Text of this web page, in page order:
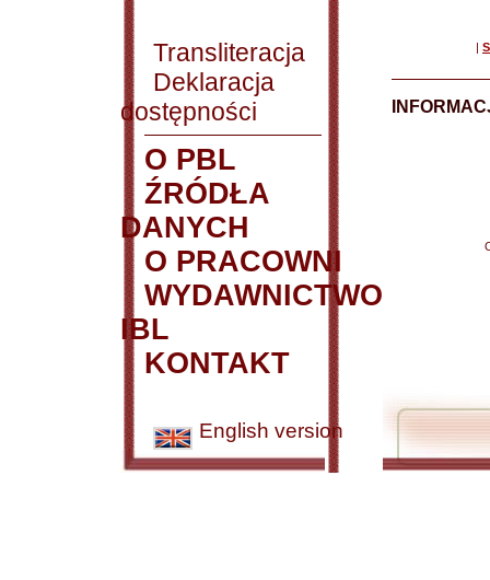
Transliteracja
Deklaracja
dostępności
O PBL
ŹRÓDŁA
DANYCH
O PRACOWNI
WYDAWNICTWO
IBL
KONTAKT
English version
|